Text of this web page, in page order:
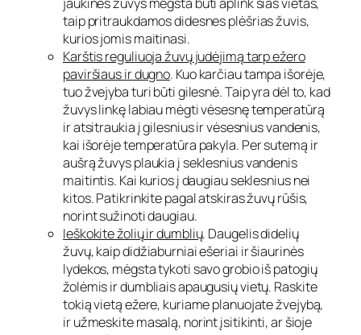
jaukinės žuvys mėgsta būti aplink šias vietas,
taip pritraukdamos didesnes plėšrias žuvis,
kurios jomis maitinasi.
Karštis reguliuoja žuvų judėjimą tarp ežero
paviršiaus ir dugno. Kuo karčiau tampa išorėje,
tuo žvejyba turi būti gilesnė. Taip yra dėl to, kad
žuvys linkę labiau mėgti vėsesnę temperatūrą
ir atsitraukia į gilesnius ir vėsesnius vandenis,
kai išorėje temperatūra pakyla. Per sutemą ir
aušrą žuvys plaukia į seklesnius vandenis
maitintis. Kai kurios į daugiau seklesnius nei
kitos. Patikrinkite pagal atskiras žuvų rūšis,
norint sužinoti daugiau.
Ieškokite žolių ir dumblių. Daugelis didelių
žuvų, kaip didžiaburniai ešeriai ir šiaurinės
lydekos, mėgsta tykoti savo grobio iš patogių
žolėmis ir dumbliais apaugusių vietų. Raskite
tokią vietą ežere, kuriame planuojate žvejybą,
ir užmeskite masalą, norint įsitikinti, ar šioje